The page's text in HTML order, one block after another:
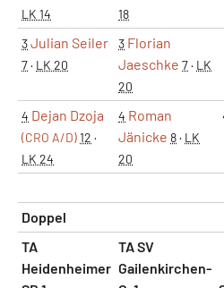
LK 14
18
3Julian Seiler
7· LK 20
3 Florian
Jaeschke 7· LK
20
4 Dejan Dzoja
(CRO A/D)12 ·
LK 24
4 Roman
Jänicke 8· LK
20
Doppel
TA
Heidenheimer
TA SV
Gailenkirchen-